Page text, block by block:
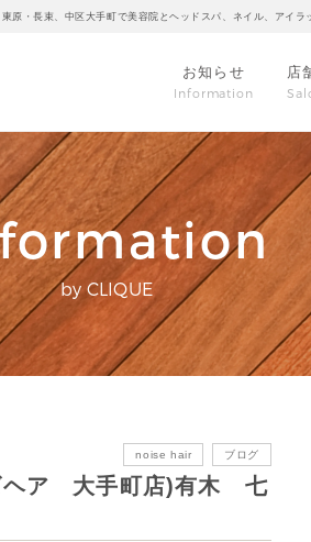
原・長束、中区大手町で美容院とヘッドスパ、ネイル、アイラ
お知らせ
Information
店
by CLIQUE
noise hair ブログ
ヘア 大手町店)有木 七